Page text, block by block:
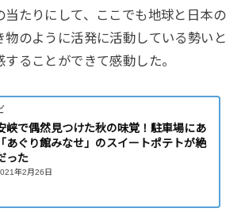
当たりにして、ここでも地球と日本の
物のように活発に活動している勢いと
ることができて感動した。
峡で偶然見つけた秋の味覚！駐車場にあ
あぐり館みなせ」のスイートポテトが絶
った
年2月26日